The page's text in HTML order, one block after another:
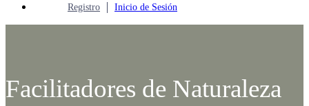
Registro Inicio de Sesión
Facilitadores de Naturaleza